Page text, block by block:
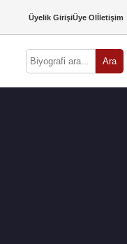
Üyelik GirişiÜye Olİletişim
Ara